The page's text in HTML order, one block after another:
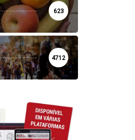
14:15 - 6 de Agosto, 2026
623
4712